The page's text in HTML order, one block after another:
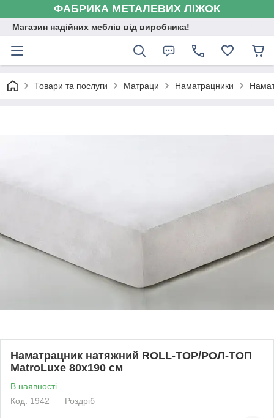
ФАБРИКА МЕТАЛЕВИХ ЛІЖОК
Магазин надійних меблів від виробника!
Товари та послуги Матраци Наматрацники
Наматрацник натяжний ROLL-TOP/РОЛ-ТОП
MatroLuxe 80х190 см
В наявності
Код: 1942
Роздріб